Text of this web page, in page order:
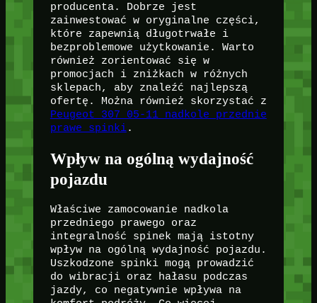
producenta. Dobrze jest
zainwestować w oryginalne części,
które zapewnią długotrwałe i
bezproblemowe użytkowanie. Warto
również zorientować się w
promocjach i zniżkach w różnych
sklepach, aby znaleźć najlepszą
ofertę. Można również skorzystać z
Peugeot 307 05-11 nadkole przednie
prawe spinki.
Wpływ na ogólną wydajność
pojazdu
Właściwe zamocowanie nadkola
przedniego prawego oraz
integralność spinek mają istotny
wpływ na ogólną wydajność pojazdu.
Uszkodzone spinki mogą prowadzić
do wibracji oraz hałasu podczas
jazdy, co negatywnie wpływa na